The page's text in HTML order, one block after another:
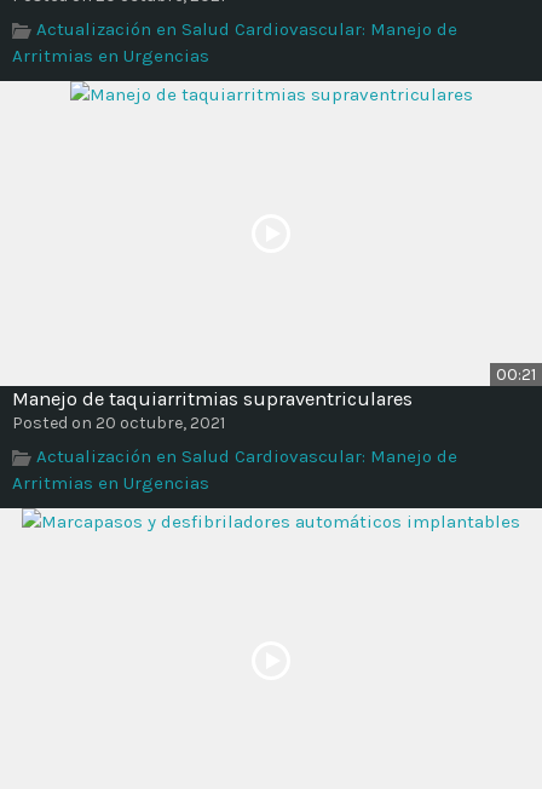
Time
Actualización en Salud Cardiovascular: Manejo de
Arritmias en Urgencias
00:21
Manejo de taquiarritmias supraventriculares
Posted on 20 octubre, 2021
Actualización en Salud Cardiovascular: Manejo de
Arritmias en Urgencias